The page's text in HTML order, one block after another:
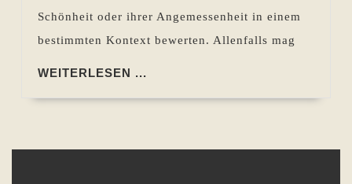
Schönheit oder ihrer Angemessenheit in einem
bestimmten Kontext bewerten. Allenfalls mag
WEITERLESEN ...